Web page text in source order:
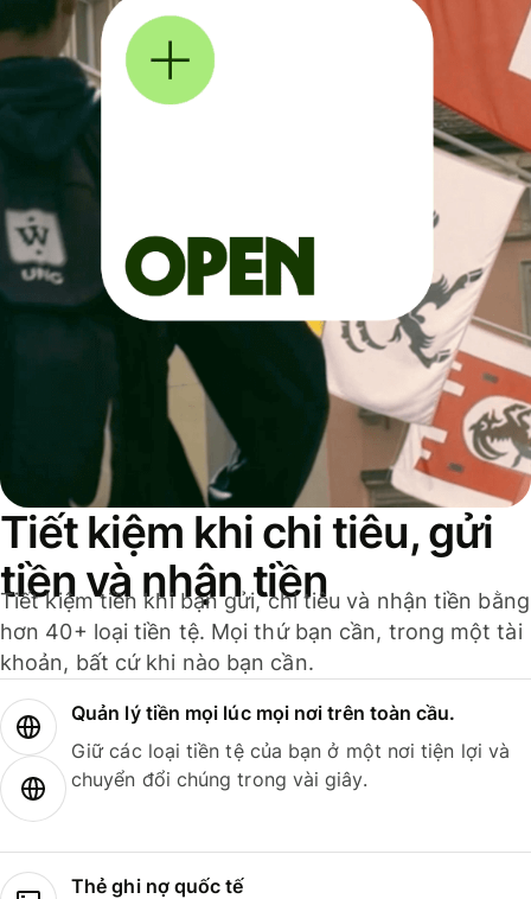
Tiết kiệm khi chi tiêu, gửi
tiền và nhận tiền
Tiết kiệm tiền khi bạn gửi, chi tiêu và nhận tiền bằng
hơn 40+ loại tiền tệ. Mọi thứ bạn cần, trong một tài
khoản, bất cứ khi nào bạn cần.
Quản lý tiền mọi lúc mọi nơi trên toàn cầu.
Giữ các loại tiền tệ của bạn ở một nơi tiện lợi và
chuyển đổi chúng trong vài giây.
Thẻ ghi nợ quốc tế